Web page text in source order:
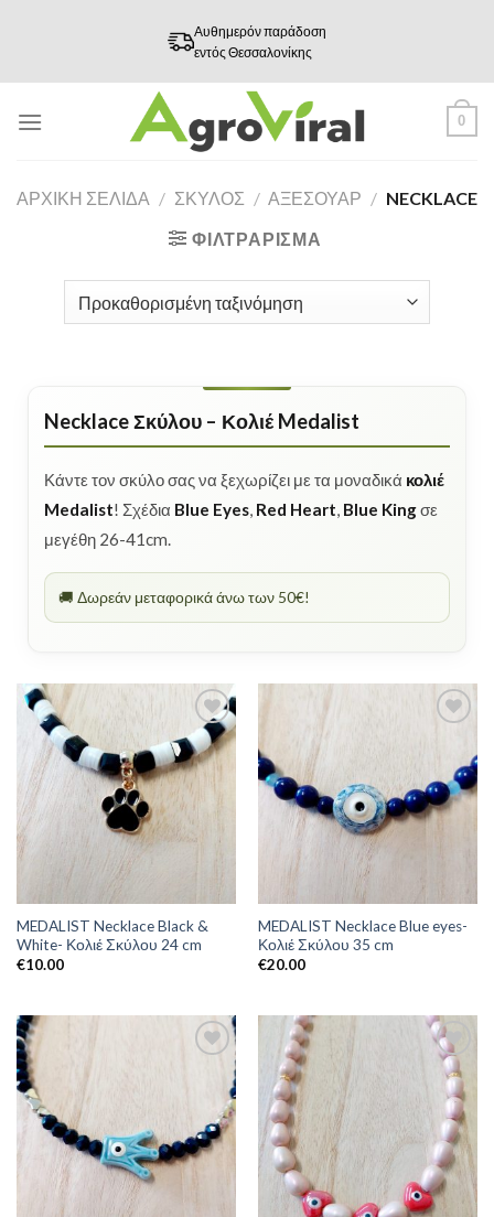
Αυθημερόν παράδοση
εντός Θεσσαλονίκης
0
ΑΡΧΙΚΉ ΣΕΛΊΔΑ / ΣΚΥΛΟΣ / ΑΞΕΣΟΥΆΡ / NECKLACE
ΦΙΛΤΡΆΡΙΣΜΑ
Necklace Σκύλου – Κολιέ Medalist
Κάντε τον σκύλο σας να ξεχωρίζει με τα μοναδικά κολιέ
Medalist! Σχέδια Blue Eyes, Red Heart, Blue Kingσε
μεγέθη 26-41cm.
🚚 Δωρεάν μεταφορικά άνω των 50€!
MEDALIST Necklace Black &
White- Κολιέ Σκύλου 24 cm
€10.00
MEDALIST Necklace Blue eyes-
Κολιέ Σκύλου 35 cm
€20.00